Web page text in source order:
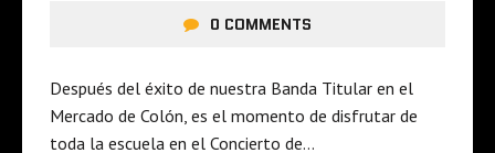
0 COMMENTS
Después del éxito de nuestra Banda Titular en el
Mercado de Colón, es el momento de disfrutar de
toda la escuela en el Concierto de…